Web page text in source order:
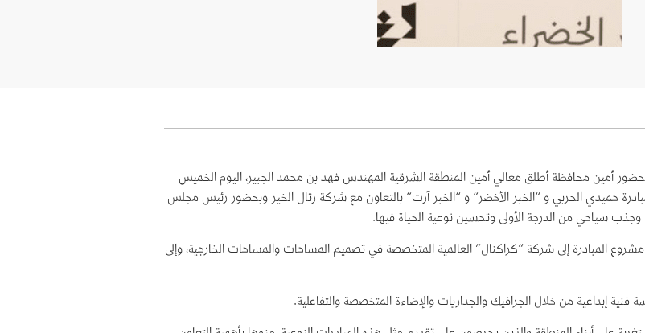
أمين محافظة أطلق معالي أمين المنطقة الشرقية المهندس فهد بن محمد الجبير، اليوم الخميس
مبادرة حميدي الحربي و “الخبر الأخضر” و “الخبر آرت” بالتعاون مع شركة رتال الخير وبحضور رئيس مجلس
وجذب سياحي من الدرجة الأولى وتحسين نوعية الحياة فيها.
المبادرة إلى شركة “كراكنال” العالمية المتخصصة في تصميم المساحات والمساحات الخارجية، وإلى
إبداعية من خلال الجرافيك والجداريات والإضاءة المتخصصة والتفاعلية.